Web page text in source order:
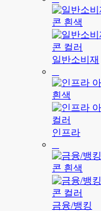
일반소비재
인프라
금융/뱅킹